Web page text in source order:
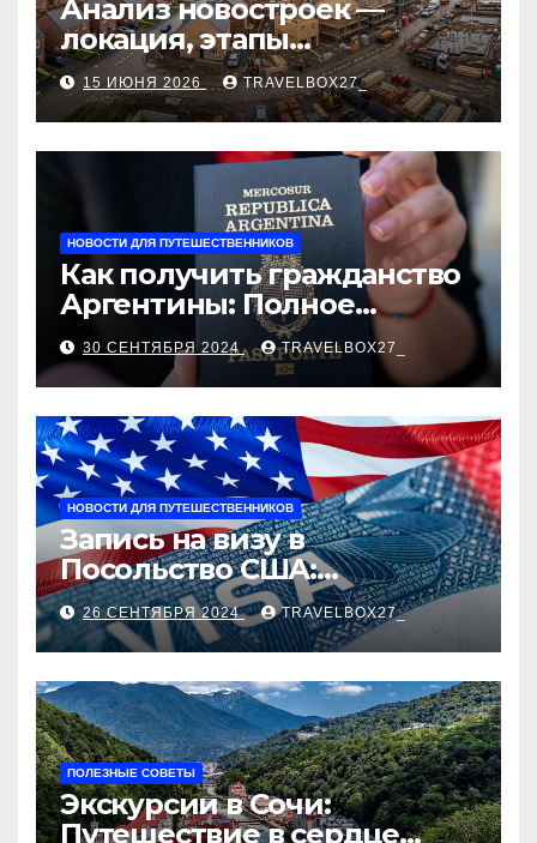
Анализ новостроек —
локация, этапы
строительства, проверка
застройщика, сценарии
оформления сделки и
рыночные ориентиры
15 ИЮНЯ 2026 TRAVELBOX27_
НОВОСТИ ДЛЯ ПУТЕШЕСТВЕННИКОВ
Как получить гражданство
Аргентины: Полное
руководство
30 СЕНТЯБРЯ 2024 TRAVELBOX27_
НОВОСТИ ДЛЯ ПУТЕШЕСТВЕННИКОВ
Запись на визу в
Посольство США:
Пошаговое руководство
26 СЕНТЯБРЯ 2024 TRAVELBOX27_
ПОЛЕЗНЫЕ СОВЕТЫ
Экскурсии в Сочи:
Путешествие в сердце